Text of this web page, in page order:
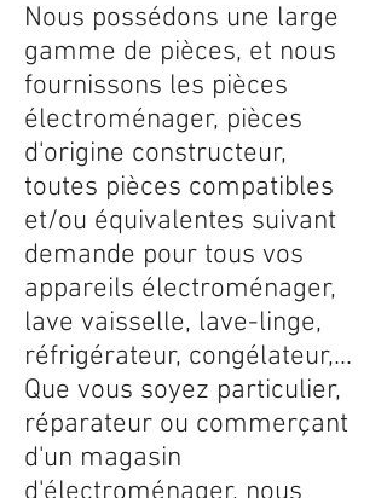
Nous possédons une large
gamme de pièces, et nous
fournissons les pièces
électroménager, pièces
d'origine constructeur,
toutes pièces compatibles
et/ou équivalentes suivant
demande pour tous vos
appareils électroménager,
lave vaisselle, lave-linge,
réfrigérateur, congélateur,...
Que vous soyez particulier,
réparateur ou commerçant
d'un magasin